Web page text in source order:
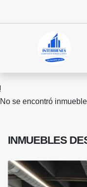
No se encontró
INMUEBLES